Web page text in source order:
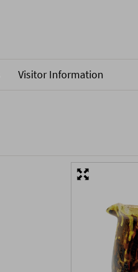
Visitor Information